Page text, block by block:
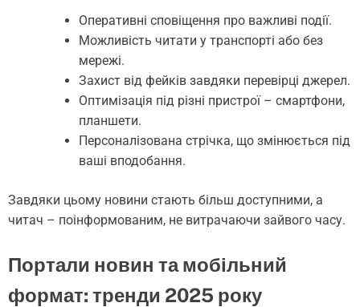
Оперативні сповіщення про важливі події.
Можливість читати у транспорті або без
мережі.
Захист від фейків завдяки перевірці джерел.
Оптимізація під різні пристрої – смартфони,
планшети.
Персоналізована стрічка, що змінюється під
ваші вподобання.
Завдяки цьому новини стають більш доступними, а
читач – поінформованим, не витрачаючи зайвого часу.
Портали новин та мобільний
формат: тренди 2025 року